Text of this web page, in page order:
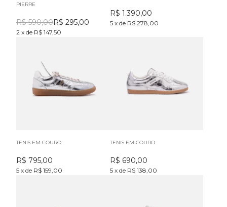
PIERRE
R$ 590,00R$ 295,00
2 x de R$ 147,50
R$ 1.390,00
5 x de R$ 278,00
TENIS EM COURO
R$ 795,00
5 x de R$ 159,00
TENIS EM COURO
R$ 690,00
5 x de R$ 138,00